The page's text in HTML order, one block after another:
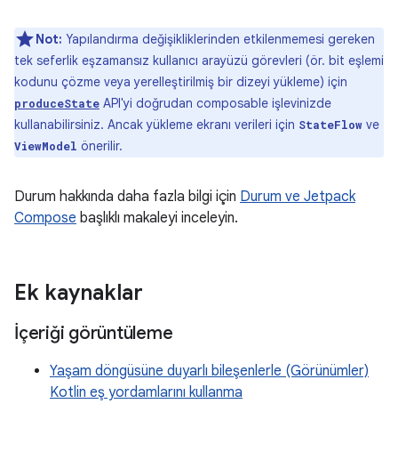
Not: Yapılandırma değişikliklerinden etkilenmemesi gereken
tek seferlik eşzamansız kullanıcı arayüzü görevleri (ör. bit eşlemi
kodunu çözme veya yerelleştirilmiş bir dizeyi yükleme) için
produceState API'yi doğrudan composable işlevinizde
kullanabilirsiniz. Ancak yükleme ekranı verileri için StateFlow ve
ViewModel önerilir.
Durum hakkında daha fazla bilgi için Durum ve Jetpack
Compose başlıklı makaleyi inceleyin.
Ek kaynaklar
İçeriği görüntüleme
Yaşam döngüsüne duyarlı bileşenlerle (Görünümler)
Kotlin eş yordamlarını kullanma